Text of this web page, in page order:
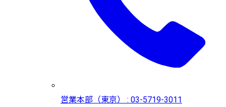
営業本部（東京） : 03-5719-3011